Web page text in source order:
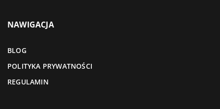
NAWIGACJA
BLOG
POLITYKA PRYWATNOŚCI
REGULAMIN